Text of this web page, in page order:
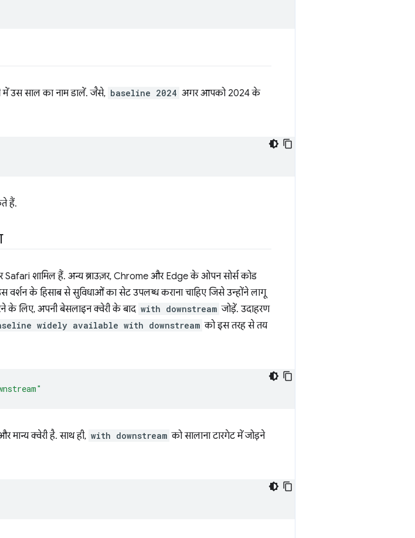
में उस साल का नाम डालें. जैसे, baseline 2024 अगर आपको 2024 के
हैं.
शामिल हैं. अन्य ब्राउज़र, Chrome और Edge के ओपन सोर्स कोड
के हिसाब से सुविधाओं का सेट उपलब्ध कराना चाहिए जिसे उन्होंने लागू
के लिए, अपनी बेसलाइन क्वेरी के बाद with downstream जोड़ें. उदाहरण
widely available with downstream को इस तरह से तय
मान्य क्वेरी है. साथ ही, with downstream को सालाना टारगेट में जोड़ने